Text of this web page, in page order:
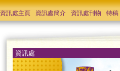
資訊處主頁 資訊處簡介 資訊處刊物 特稿
資訊處